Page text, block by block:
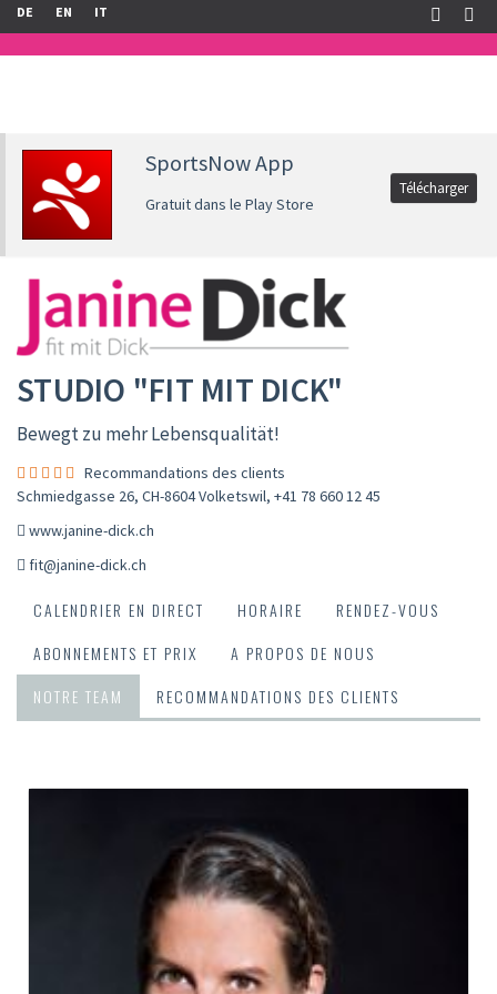
DE EN IT
SportsNow App
Gratuit dans le Play Store
Télécharger
STUDIO "FIT MIT DICK"
Bewegt zu mehr Lebensqualität!
Recommandations des clients
Schmiedgasse 26, CH-8604 Volketswil, +41 78 660 12 45
www.janine-dick.ch
fit@janine-dick.ch
CALENDRIER EN DIRECT HORAIRE
RENDEZ-VOUS
ABONNEMENTS ET PRIX
A PROPOS DE NOUS
NOTRE TEAM
RECOMMANDATIONS DES CLIENTS